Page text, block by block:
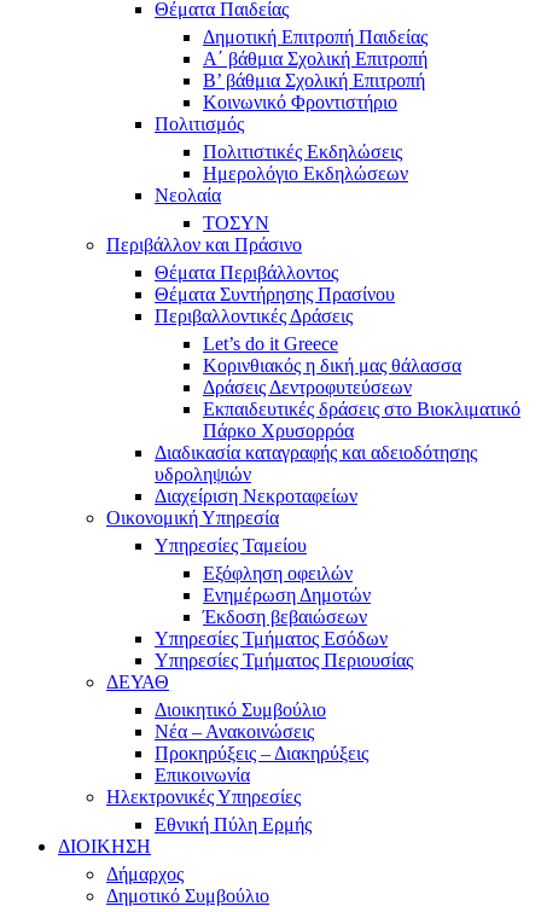
Θέματα Παιδείας
Δημοτική Επιτροπή Παιδείας
Α΄ βάθμια Σχολική Επιτροπή
B’ βάθμια Σχολική Επιτροπή
Κοινωνικό Φροντιστήριο
Πολιτισμός
Πολιτιστικές Εκδηλώσεις
Ημερολόγιο Εκδηλώσεων
Νεολαία
ΤΟΣΥΝ
Περιβάλλον και Πράσινο
Θέματα Περιβάλλοντος
Θέματα Συντήρησης Πρασίνου
Περιβαλλοντικές Δράσεις
Let’s do it Greece
Kορινθιακός η δική μας θάλασσα
Δράσεις Δεντροφυτεύσεων
Εκπαιδευτικές δράσεις στο Βιοκλιματικό
Πάρκο Χρυσορρόα
Διαδικασία καταγραφής και αδειοδότησης
υδροληψιών
Διαχείριση Νεκροταφείων
Οικονομική Υπηρεσία
Υπηρεσίες Ταμείου
Εξόφληση οφειλών
Ενημέρωση Δημοτών
Έκδοση βεβαιώσεων
Υπηρεσίες Τμήματος Εσόδων
Υπηρεσίες Τμήματος Περιουσίας
ΔΕΥΑΘ
Διοικητικό Συμβούλιο
Νέα – Ανακοινώσεις
Προκηρύξεις – Διακηρύξεις
Επικοινωνία
Ηλεκτρονικές Υπηρεσίες
Εθνική Πύλη Ερμής
ΔΙΟΙΚΗΣΗ
Δήμαρχος
Δημοτικό Συμβούλιο